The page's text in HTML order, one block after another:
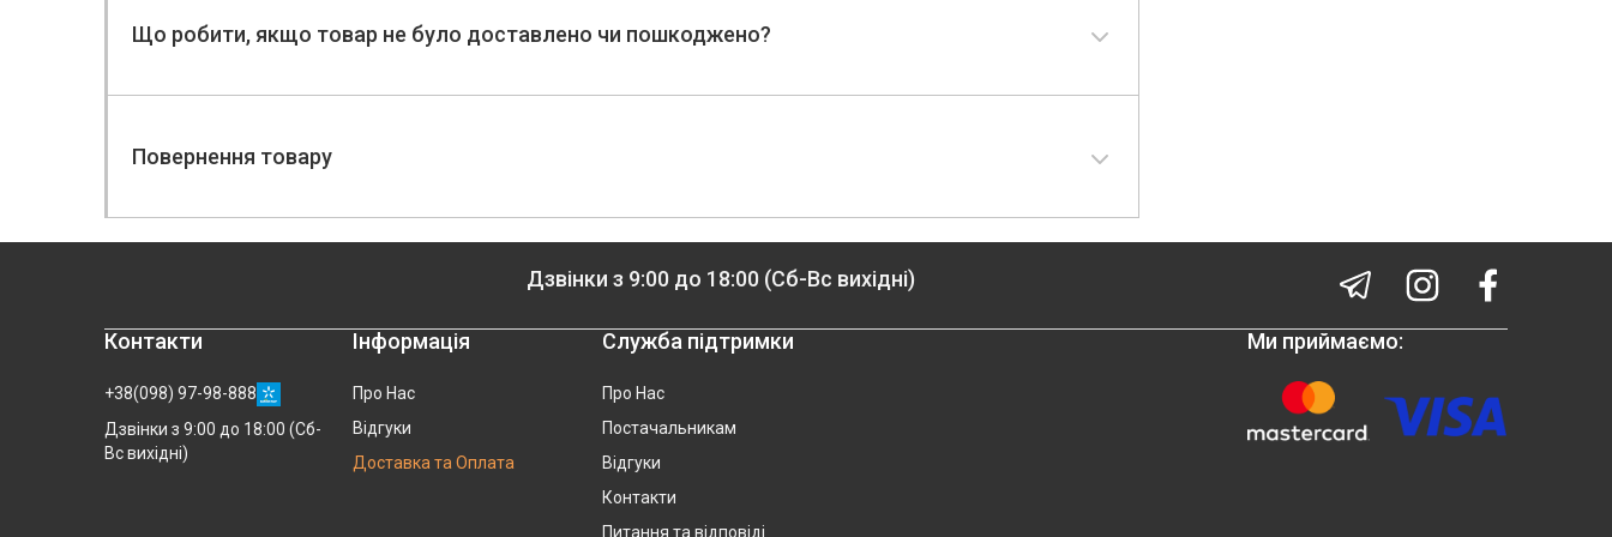
Що робити, якщо товар не було доставлено чи пошкоджено?
Повернення товару
Дзвінки з 9:00 до 18:00 (Сб-Вс вихідні)
Контакти
+38(098) 97-98-888
Дзвінки з 9:00 до 18:00 (Сб-
Вс вихідні)
Інформація
Про Нас
Відгуки
Доставка та Оплата
Служба підтримки
Про Нас
Постачальникам
Відгуки
Контакти
Питання та відповіді
Ми приймаємо: